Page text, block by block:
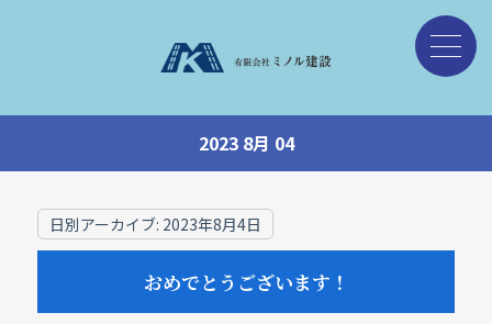
2023 8月 04
日別アーカイブ: 2023年8月4日
おめでとうございます！